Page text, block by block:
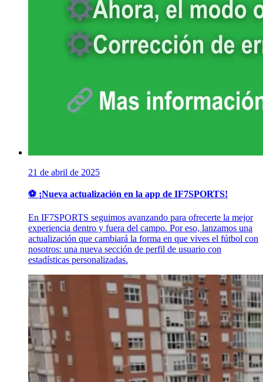
21 de abril de 2025
⚽ ¡Nueva actualización en la app de IF7SPORTS!
En IF7SPORTS seguimos avanzando para ofrecerte la mejor
experiencia dentro y fuera del campo. Por eso, lanzamos una
actualización que cambiará la forma en que vives el fútbol con
nosotros: una nueva sección de perfil de usuario con
estadísticas personalizadas.